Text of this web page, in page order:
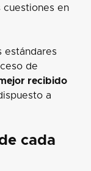
en
estándares
de
recibido
a
cada